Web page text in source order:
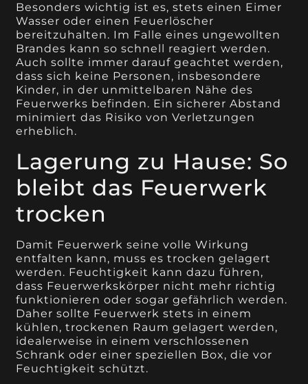
Besonders wichtig ist es, stets einen Eimer
Wasser oder einen Feuerlöscher
bereitzuhalten. Im Falle eines ungewollten
Brandes kann so schnell reagiert werden.
Auch sollte immer darauf geachtet werden,
dass sich keine Personen, insbesondere
Kinder, in der unmittelbaren Nähe des
Feuerwerks befinden. Ein sicherer Abstand
minimiert das Risiko von Verletzungen
erheblich.
Lagerung zu Hause: So
bleibt das Feuerwerk
trocken
Damit Feuerwerk seine volle Wirkung
entfalten kann, muss es trocken gelagert
werden. Feuchtigkeit kann dazu führen,
dass Feuerwerkskörper nicht mehr richtig
funktionieren oder sogar gefährlich werden.
Daher sollte Feuerwerk stets in einem
kühlen, trockenen Raum gelagert werden,
idealerweise in einem verschlossenen
Schrank oder einer speziellen Box, die vor
Feuchtigkeit schützt.